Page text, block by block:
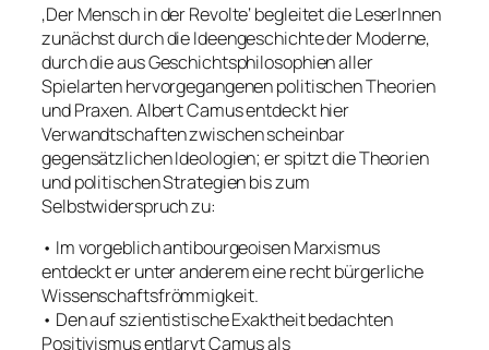
‚Der Mensch in der Revolte‘ begleitet die LeserInnen
zunächst durch die Ideengeschichte der Moderne,
durch die aus Geschichtsphilosophien aller
Spielarten hervorgegangenen politischen Theorien
und Praxen. Albert Camus entdeckt hier
Verwandtschaften zwischen scheinbar
gegensätzlichen Ideologien; er spitzt die Theorien
und politischen Strategien bis zum
Selbstwiderspruch zu:
• Im vorgeblich antibourgeoisen Marxismus
entdeckt er unter anderem eine recht bürgerliche
Wissenschaftsfrömmigkeit.
• Den auf szientistische Exaktheit bedachten
Positivismus entlarvt Camus als